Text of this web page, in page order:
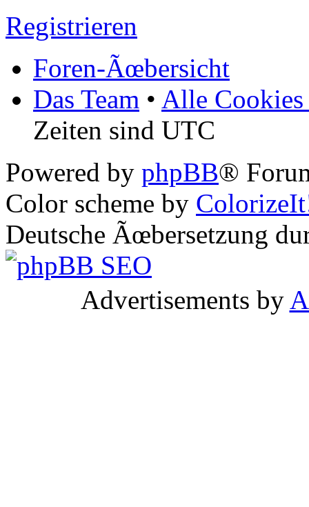
Registrieren
Foren-Ãœbersicht
Das Team • Alle Cookies
Zeiten sind UTC
Powered by phpBB®
Color scheme by
Deutsche Ãœbersetzung
Advertisements by